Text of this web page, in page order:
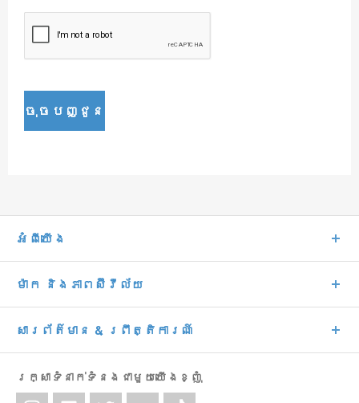
ចុចបញ្ជូន
អំពីយើង
ម៉ាក និងភាពស៊ីវីល័យ
សារព័ត៌មាន & ព្រឹត្តិការណ៍
រក្សាទំនាក់ទំនងជាមួយយើងខ្ញុំ